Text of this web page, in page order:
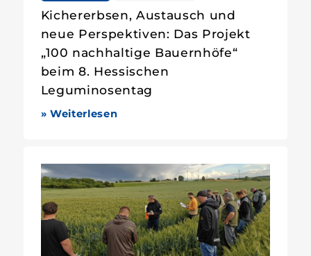
Kichererbsen, Austausch und
neue Perspektiven: Das Projekt
„100 nachhaltige Bauernhöfe“
beim 8. Hessischen
Leguminosentag
» Weiterlesen